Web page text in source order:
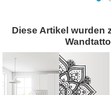
Diese Artikel wurden